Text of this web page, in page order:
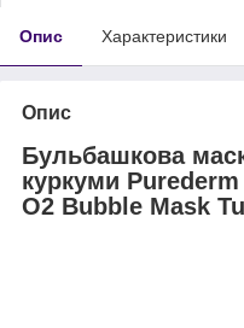
Опис Характеристики
Опис
Бульбашкова
куркуми
O2 Bubble Mask